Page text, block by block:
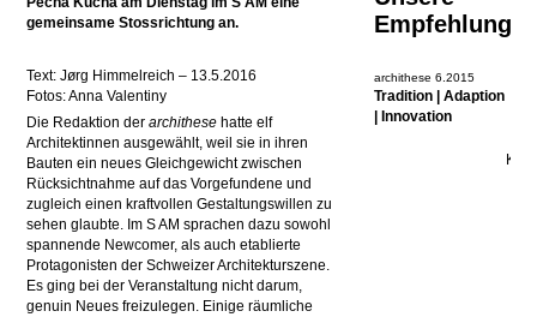
gemeinsame Stossrichtung an.
Text: Jørg Himmelreich – 13.5.2016
Fotos: Anna Valentiny
Die Redaktion derarchithese hatte elf
Architektinnen ausgewählt, weil sie in ihren
Bauten ein neues Gleichgewicht zwischen
Rücksichtnahme auf das Vorgefundene und
zugleich einen kraftvollen Gestaltungswillen zu
sehen glaubte. Im S AM sprachen dazu sowohl
spannende Newcomer, als auch etablierte
Protagonisten der Schweizer Architekturszene.
Es ging bei der Veranstaltung nicht darum,
genuin Neues freizulegen. Einige räumliche
Empfehlung
archithese 6.2015
Tradition | Adaption
| Innovation